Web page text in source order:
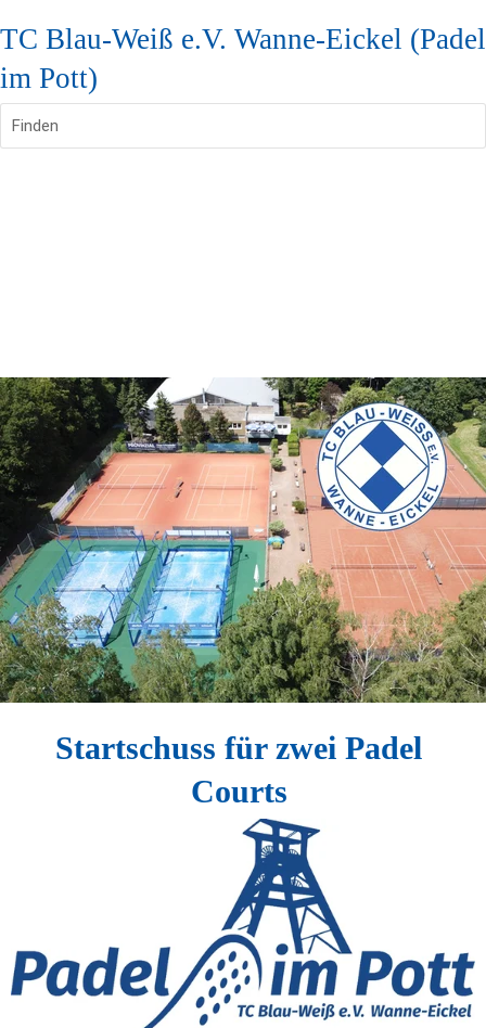
TC Blau-Weiß e.V. Wanne-Eickel (Padel
im Pott)
Finden
Startschuss für zwei Padel
Courts